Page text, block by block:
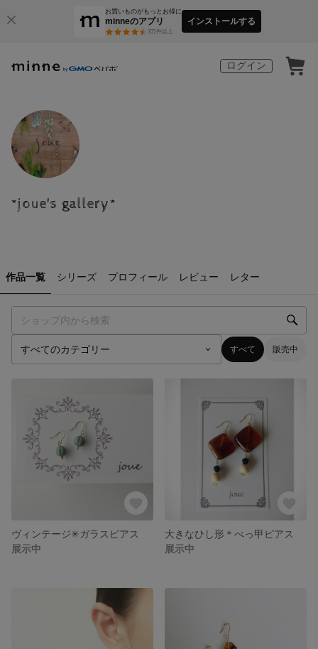
お買いものがもっとお得に
minneのアプリ
3万件以上
インストールする
ログイン
*joue's gallery*
作品一覧 シリーズ プロフィール レビュー レター
すべて 販売中
ヴィンテージ✳ガラスピアス
展示中
大きなひし形＊べっ甲ピアス
展示中